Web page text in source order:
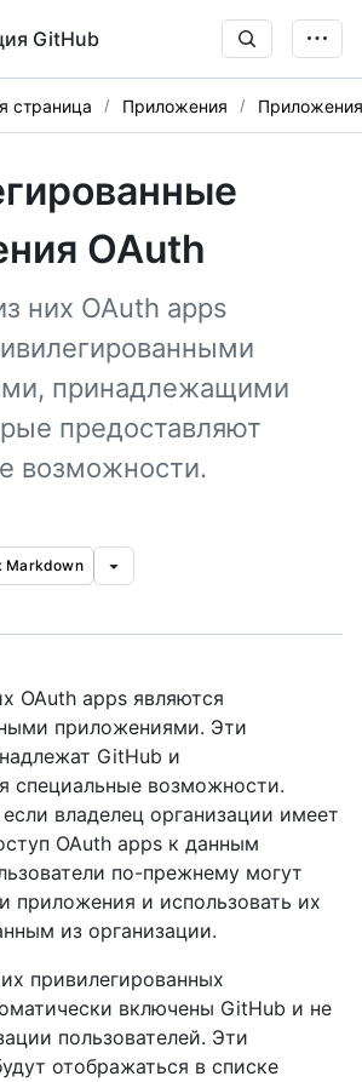
GitHub
страница Приложения
OAuth
них OAuth apps
принадлежащими
предоставляют
возможности.
Markdown
OAuth apps являются
приложениями. Эти
GitHub и
специальные возможности.
владелец организации имеет
OAuth apps к данным
по-прежнему могут
приложения и использовать их
из организации.
привилегированных
включены GitHub и не
пользователей. Эти
отображаться в списке